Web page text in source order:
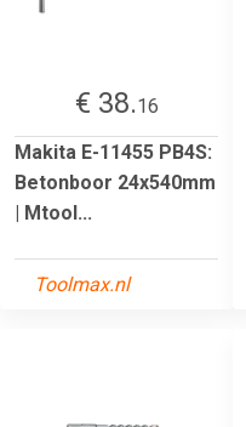
€ 38.16
Makita E-11455 PB4S:
Betonboor 24x540mm
| Mtool...
Toolmax.nl